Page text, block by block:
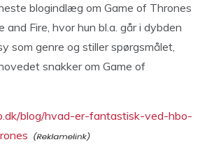
blogindlæg om Game of Thrones
and Fire, hvor hun bl.a. går i dybden
som genre og stiller spørgsmålet,
snakker om Game of
blog/hvad-er-fantastisk-ved-hbo-